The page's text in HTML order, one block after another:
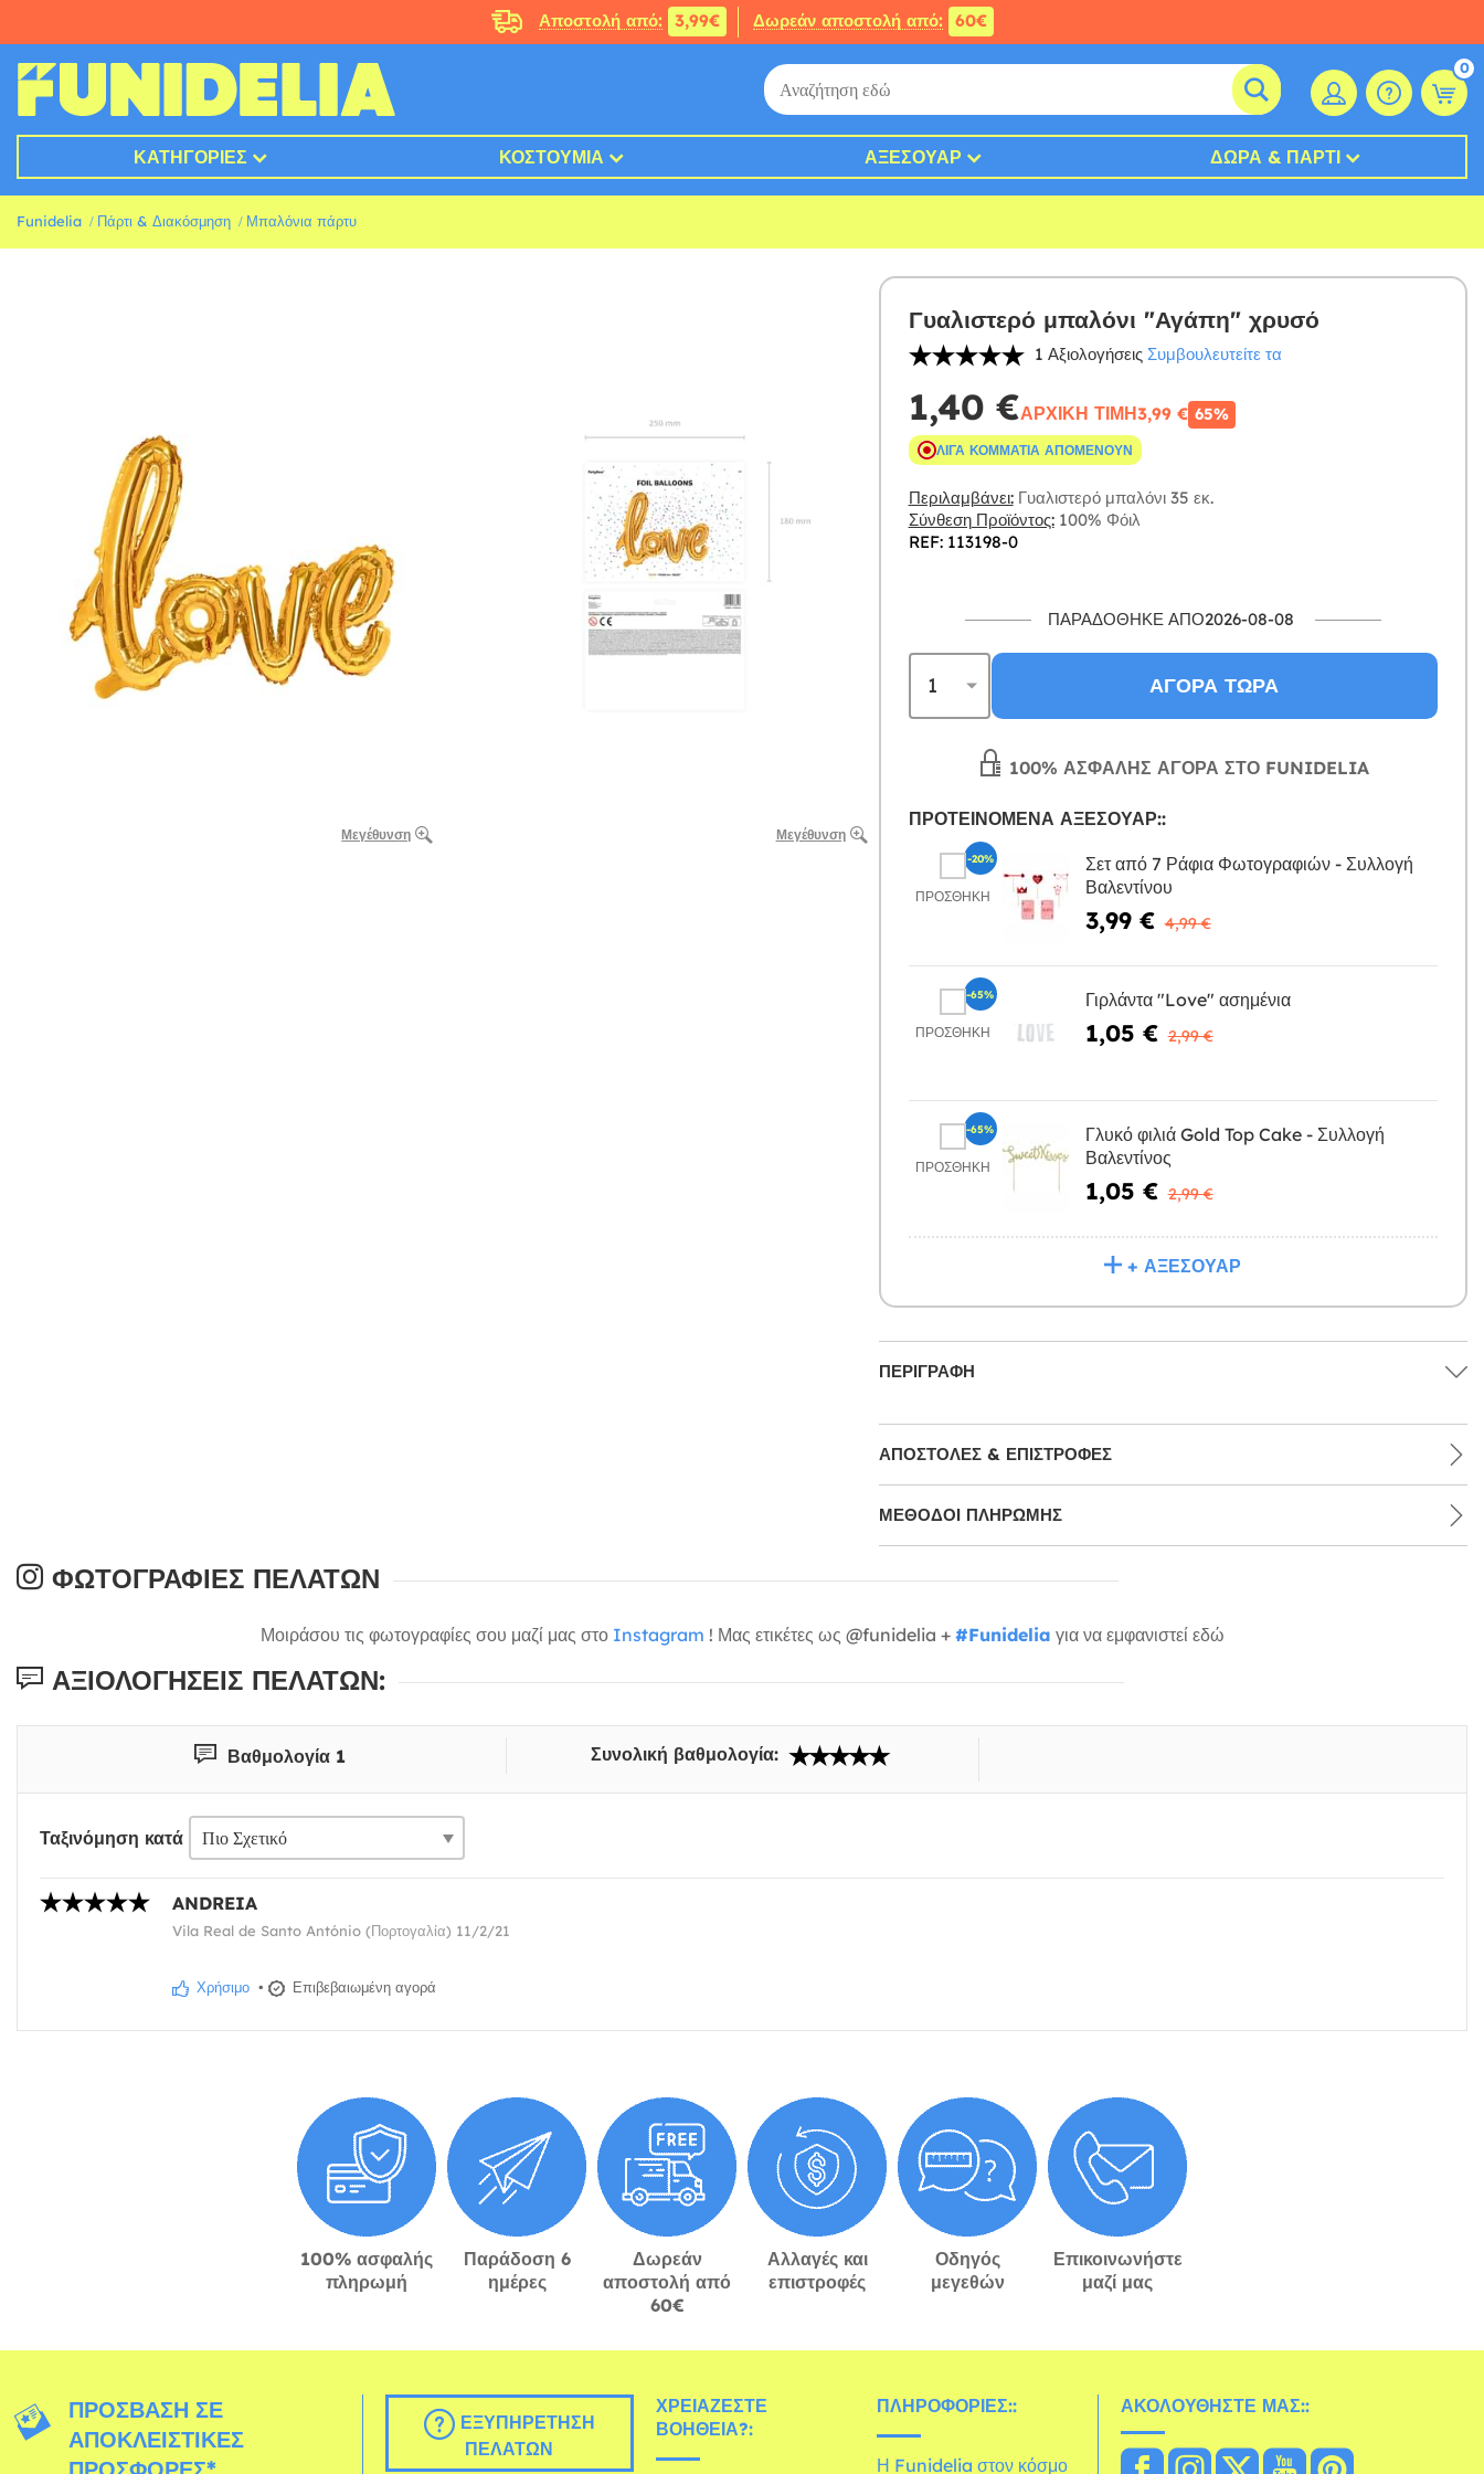
Αποστολή από: 3,99€ Δωρεάν αποστολή από: 60€
0
ΚΑΤΗΓΟΡΊΕΣ ΚΟΣΤΟΎΜΙΑ ΑΞΕΣΟΥΆΡ ΔΏΡΑ & ΠΆΡΤΙ
Funidelia Πάρτι & Διακόσμηση Μπαλόνια πάρτυ
Μεγέθυνση Μεγέθυνση
Γυαλιστερό μπαλόνι "Αγάπη" χρυσό
1 Αξιολογήσεις Συμβουλευτείτε τα
1,40 €ΑΡΧΙΚΉ ΤΙΜΉ3,99 € 65%
ΛΊΓΑ ΚΟΜΜΆΤΙΑ ΑΠΟΜΈΝΟΥΝ
Περιλαμβάνει:Γυαλιστερό μπαλόνι 35 εκ.
Σύνθεση Προϊόντος:100% Φόιλ
REF: 113198-0
ΠΑΡΑΔΌΘΗΚΕ ΑΠΌ2026-08-08
ΑΓΟΡΆ ΤΏΡΑ
100% ΑΣΦΑΛΉΣ ΑΓΟΡΆ ΣΤΟ FUNIDELIA
ΠΡΟΤΕΙΝΌΜΕΝΑ ΑΞΕΣΟΥΆΡ::
ΠΡΟΣΘΉΚΗ
Σετ από 7 Ράφια Φωτογραφιών - Συλλογή
Βαλεντίνου
3,99 € 4,99 €
-20%
ΠΡΟΣΘΉΚΗ
Γιρλάντα "Love" ασημένια
1,05 € 2,99 €
-65%
ΠΡΟΣΘΉΚΗ
Γλυκό φιλιά Gold Top Cake - Συλλογή
Βαλεντίνος
1,05 € 2,99 €
-65%
+ ΑΞΕΣΟΥΆΡ
ΠΕΡΙΓΡΑΦΉ
ΑΠΟΣΤΟΛΈΣ & ΕΠΙΣΤΡΟΦΈΣ
ΜΕΘΌΔΟΙ ΠΛΗΡΩΜΉΣ
ΦΩΤΟΓΡΑΦΊΕΣ ΠΕΛΑΤΏΝ
Μοιράσου τις φωτογραφίες σου μαζί μας στο Instagram ! Μας ετικέτες ως @funidelia + #Funidelia για να εμφανιστεί εδώ
ΑΞΙΟΛΟΓΉΣΕΙΣ ΠΕΛΑΤΏΝ:
Βαθμολογία 1 Συνολική βαθμολογία:
Ταξινόμηση κατά
ANDREIA
Vila Real de Santo António (Πορτογαλία) 11/2/21
Χρήσιμο • Επιβεβαιωμένη αγορά
100% ασφαλής
πληρωμή
Παράδοση 6
ημέρες
Δωρεάν
αποστολή από
60€
Αλλαγές και
επιστροφές
Οδηγός
μεγεθών
Επικοινωνήστε
μαζί μας
ΠΡΌΣΒΑΣΗ ΣΕ
ΑΠΟΚΛΕΙΣΤΙΚΈΣ
ΕΞΥΠΗΡΈΤΗΣΗ
ΠΕΛΑΤΏΝ
ΧΡΕΙΆΖΕΣΤΕ
ΒΟΉΘΕΙΑ?:
ΠΛΗΡΟΦΟΡΊΕΣ::
Η Funidelia στον κόσμο
ΑΚΟΛΟΥΘΉΣΤΕ ΜΑΣ::